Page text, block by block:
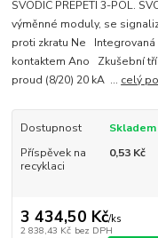
SVODIC PREPETI 3-POL.
výměnné moduly, se
proti zkratu Ne
kontaktem Ano Zkušební
proud (8/20) 20 kA ... celý
Dostupnost
Příspěvek na
recyklaci
0,53 Kč
3 434,50 Kč/ks
2 838,43 Kč bez DPH